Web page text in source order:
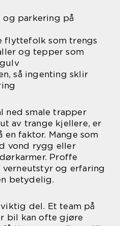
parkering på
flyttefolk som trengs
og tepper som
så ingenting sklir
ned smale trapper
av trange kjellere, er
en faktor. Mange som
vond rygg eller
Proffe
og erfaring
betydelig.
del. Et team på
bil kan ofte gjøre